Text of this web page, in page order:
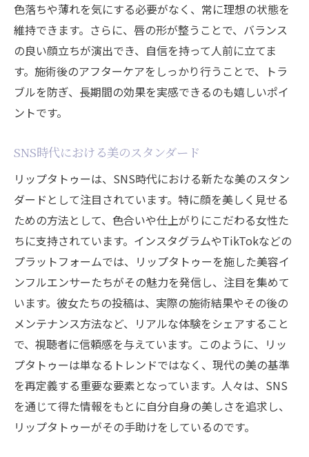
色落ちや薄れを気にする必要がなく、常に理想の状態を
維持できます。さらに、唇の形が整うことで、バランス
の良い顔立ちが演出でき、自信を持って人前に立てま
す。施術後のアフターケアをしっかり行うことで、トラ
ブルを防ぎ、長期間の効果を実感できるのも嬉しいポイ
ントです。
SNS時代における美のスタンダード
リップタトゥーは、SNS時代における新たな美のスタン
ダードとして注目されています。特に顔を美しく見せる
ための方法として、色合いや仕上がりにこだわる女性た
ちに支持されています。インスタグラムやTikTokなどの
プラットフォームでは、リップタトゥーを施した美容イ
ンフルエンサーたちがその魅力を発信し、注目を集めて
います。彼女たちの投稿は、実際の施術結果やその後の
メンテナンス方法など、リアルな体験をシェアすること
で、視聴者に信頼感を与えています。このように、リッ
プタトゥーは単なるトレンドではなく、現代の美の基準
を再定義する重要な要素となっています。人々は、SNS
を通じて得た情報をもとに自分自身の美しさを追求し、
リップタトゥーがその手助けをしているのです。